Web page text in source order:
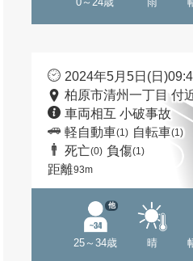
2024年5月5日(日
柏原市清州一丁目 付
車両相互 小破事故
軽自動車(1) 自転車(1)
死亡(0) 負傷(1)
距離93m
25～34歳
他
晴